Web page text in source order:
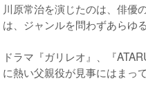
川原常治を演じたのは、俳優
は、ジャンルを問わずあらゆ
ドラマ『ガリレオ』、『
に熱い父親役が見事にはまって